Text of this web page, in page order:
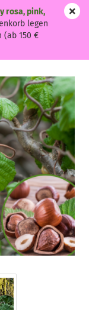
rosa, pink,
legen
(ab 150 €